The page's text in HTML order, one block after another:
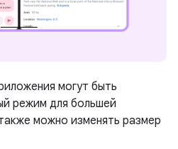
могут быть
режим для большей
можно изменять размер